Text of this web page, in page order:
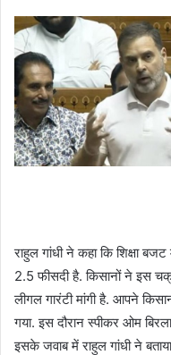
राहुल गांधी ने कहा कि शिक्षा
2.5 फीसदी है. किसानों ने इस
लीगल गारंटी मांगी है. आपने
गया. इस दौरान स्पीकर ओम
इसके जवाब में राहुल गांधी ने